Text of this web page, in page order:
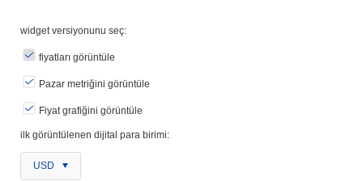
widget versiyonunu seç:
fiyatları görüntüle
Pazar metriğini görüntüle
Fiyat grafiğini görüntüle
ilk görüntülenen dijital para birimi:
USD